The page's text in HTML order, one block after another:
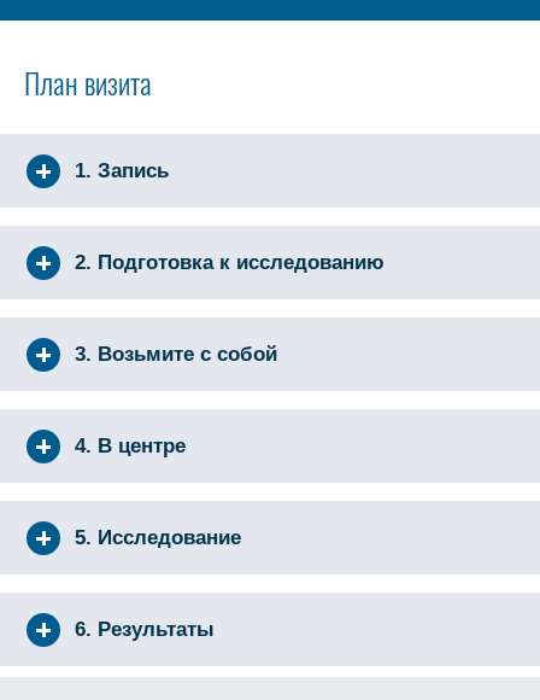
План визита
1. Запись
2. Подготовка к исследованию
3. Возьмите с собой
4. В центре
5. Исследование
6. Результаты